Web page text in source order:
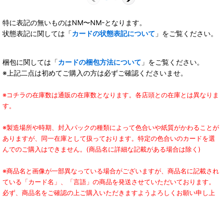
特に表記の無いものはNM〜NM-となります。
状態表記に関しては「カードの状態表記について 」をご覧ください。
梱包に関しては「カードの梱包方法について 」をご覧ください。
※上記二点は初めてご購入の方は必ずご確認くださいませ。
※コチラの在庫数は通販の在庫数となります。各店頭との在庫とは異なりま
す。
※製造場所や時期、封入パックの種類によって色合いや紙質がかわることが
ありますが、同一在庫として扱っております。特定の色合いのカードを選
んでのご購入はできません。(商品名に詳細な記載がある場合は除く)
※商品名と画像が一部異なっている場合がございますが、商品名に記載され
ている「カード名」、「言語」の商品を発送させていただいております。
必ず、商品名をご確認の上ご購入いただきますようよろしくお願い申し上